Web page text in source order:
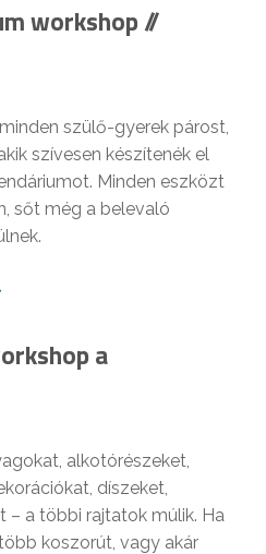
workshop //
szülő-gyerek párost,
szívesen készítenék el
Minden eszközt
sőt még a belevaló
a
alkotórészeket,
díszeket,
– a többi rajtatok múlik. Ha
koszorút, vagy akár